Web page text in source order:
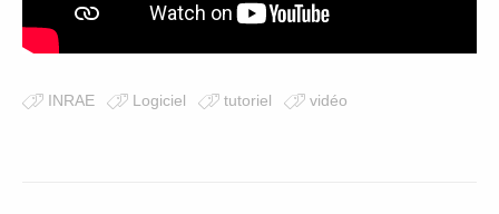
INRAE Logiciel tutoriel vidéo